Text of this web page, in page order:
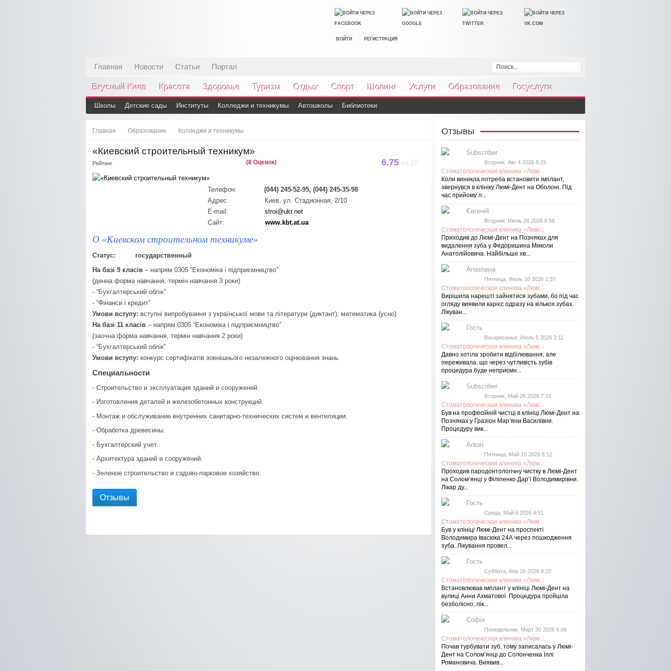
ВОЙТИ РЕГИСТРАЦИЯ
Главная Новости Статьи Портал
Вкусный Киев Красота Здоровье Туризм Отдых Спорт Шопинг Услуги Образование Госуслуги
Школы Детские сады Институты Колледжи и техникумы Автошколы Библиотеки
Главная Образование Колледжи и техникумы
«Киевский строительный техникум»
Рейтинг (8 Оценок) 6.75из 10
Телефон:
(044) 245-52-95, (044) 245-35-98
Адрес:
Киев, ул. Стадионная, 2/10
E-mail:
stroi@ukr.net
Сайт:
www.kbt.at.ua
О «Киевском строительном техникуме»
Статус: государственный
На базі 9 класів – напрям 0305 “Економіка і підприємництво”
(денна форма навчання, термін навчання 3 роки)
- “Бухгалтерський облік”
- “Фінанси і кредит”
Умови вступу: вступні випробування з української мови та літератури (диктант); математика (усно)
На базі 11 класів – напрям 0305 “Економіка і підприємництво”
(заочна форма навчання, термін навчання 2 роки)
- “Бухгалтерський облік”
Умови вступу: конкурс сертифікатів зовнішнього незалежного оцінювання знань
Специальности
- Строительство и эксплуатация зданий и сооружений.
- Изготовления деталей и железобетонных конструкций.
- Монтаж и обслуживание внутренних санитарно-технических систем и вентиляции.
- Обработка древесины.
- Бухгалтерский учет.
- Архитектура зданий и сооружений.
- Зеленое строительство и садово-парковое хозяйство.
Отзывы
Отзывы
Subscriber
Вторник, Авг 4 2026 8:25
Стоматологическая клиника «Люм...
Коли виникла потреба встановити імплант,
звернувся в клініку Люмі-Дент на Оболоні. Під
час прийому л...
Євгеній
Вторник, Июль 28 2026 6:58
Стоматологическая клиника «Люм...
Приходив до Люмі-Дент на Позняках для
видалення зуба у Федоришина Миколи
Анатолійовича. Найбільше хв...
Anastasia
Пятница, Июль 10 2026 1:37
Стоматологическая клиника «Люм...
Вирішила нарешті зайнятися зубами, бо під час
огляду виявили карієс одразу на кількох зубах.
Лікуван...
Гость
Воскресенье, Июль 5 2026 2:11
Стоматологическая клиника «Люм...
Давно хотіла зробити відбілювання, але
переживала, що через чутливість зубів
процедура буде неприємн...
Subscriber
Вторник, Май 26 2026 7:15
Стоматологическая клиника «Люм...
Був на професійній чистці в клініці Люмі-Дент на
Позняках у Гразіон Мар’яни Василівни.
Процедуру вик...
Anton
Пятница, Май 15 2026 8:12
Стоматологическая клиника «Люм...
Проходив пародонтологічну чистку в Люмі-Дент
на Солом’янці у Філіпенко Дар’ї Володимирівни.
Лікар ду...
Гость
Среда, Май 6 2026 8:51
Стоматологическая клиника «Люм...
Був у клініці Люмі-Дент на проспекті
Володимира Івасюка 24А через пошкодження
зуба. Лікування провел...
Гость
Суббота, Апр 25 2026 8:20
Стоматологическая клиника «Люм...
Встановлював імплант у клініці Люмі-Дент на
вулиці Анни Ахматової. Процедура пройшла
безболісно, лік...
Софія
Понедельник, Март 30 2026 6:08
Стоматологическая клиника «Люм...
Почав турбувати зуб, тому записалась у Люмі-
Дент на Соломʼянці до Солонченка Іллі
Романовича. Виявив...